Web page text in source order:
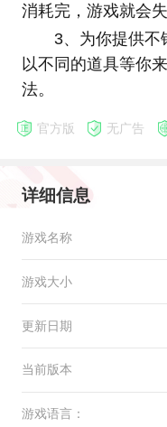
消耗完，游戏就会
3、为你提供不
以不同的道具等你
法。
官方版 无广告
详细信息
游戏名称
游戏大小
更新日期
当前版本
游戏语言：